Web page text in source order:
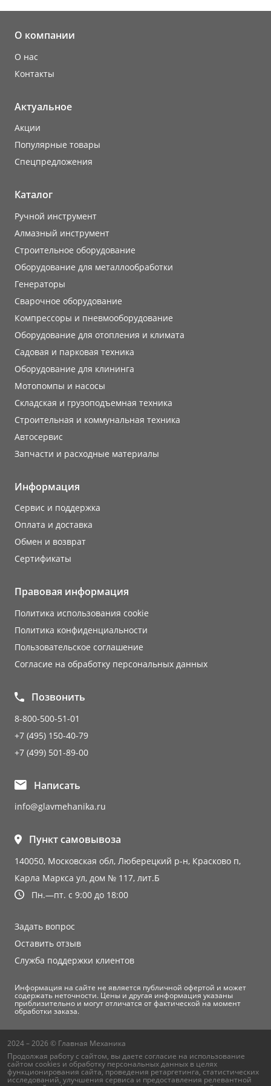
О компании
О нас
Контакты
Актуальное
Акции
Популярные товары
Cпецпредложения
Каталог
Ручной инструмент
Алмазный инструмент
Строительное оборудование
Оборудование для металлообработки
Генераторы
Сварочное оборудование
Компрессоры и пневмооборудование
Оборудование для отопления и климата
Садовая и парковая техника
Оборудование для клининга
Мотопомпы и насосы
Складская и грузоподъемная техника
Строительная и коммунальная техника
Автосервис
Запчасти и расходные материалы
Информация
Сервис и поддержка
Оплата и доставка
Обмен и возврат
Сертификаты
Правовая информация
Политика использования cookie
Политика конфиденциальности
Пользовательское соглашение
Согласие на обработку персональных данных
Позвонить
8-800-500-51-01
+7 (495) 150-40-79
+7 (499) 501-89-00
Написать
info@glavmehanika.ru
Пункт самовывоза
140050, Московская обл, Люберецкий р-н, Красково п,
Карла Маркса ул, дом № 117, лит.Б
Пн.—пт. с 9:00 до 18:00
Задать вопрос
Оставить отзыв
Служба поддержки клиентов
Информация на сайте не является публичной офертой и может
содержать неточности. Цены и другая информация указаны
приблизительно и могут отличатся от фактической на момент
обработки заказа.
2024 – 2026 © Главная Механика
Продолжая работу с сайтом, вы даете согласие на использование
сайтом cookies и обработку персональных данных в целях
функционирования сайта, проведения ретаргетинга, статистических
исследований, улучшения сервиса и предоставления релевантной